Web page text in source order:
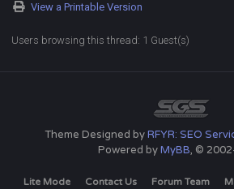
View a Printable Version
Users browsing this thread: 1 Guest(s)
Theme Designed byRFYR: SEO
Powered byMyBB, ©
Lite Mode Contact Us Forum Team